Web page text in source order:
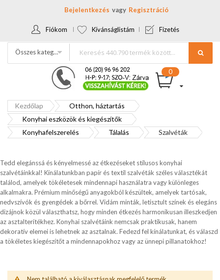
Bejelentkezés Regisztráció
Fiókom Kívánságlistám Fizetés
Összes kategória
Kezdőlap
Otthon, háztartás
Konyhai eszközök és kiegészítők
Konyhafelszerelés
Tálalás Szalvéták
Tedd elegánssá és kényelmessé az étkezéseket stílusos konyhai
szalvétáinkkal! Kínálatunkban papír és textil szalvéták széles választékát
találod, amelyek tökéletesek mindennapi használatra vagy különleges
alkalmakra. Prémium minőségű anyagokból készültek, amelyek tartósak,
nedvszívók és gyengédek a bőrrel. Vidám minták, letisztult színek és elegáns
dizájnok közül választhatsz, hogy minden étkezés harmonikusan illeszkedjen
az asztalterítékhez. Konyhai szalvétáink nemcsak praktikusak, hanem
dekoratív elemei is lehetnek az asztalnak. Fedezd fel kínálatunkat, és válaszd
a tökéletes kiegészítőt a mindennapokhoz vagy az ünnepi pillanatokhoz!